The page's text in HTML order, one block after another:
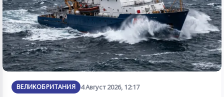
ВЕЛИКОБРИТАНИЯ 4 Август 2026, 12:17